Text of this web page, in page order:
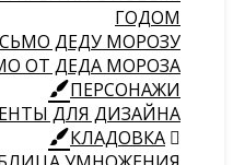
ГОДОМ
ДЕДУ МОРОЗУ
ОТ ДЕДА МОРОЗА
ПЕРСОНАЖИ
ДЛЯ ДИЗАЙНА
КЛАДОВКА